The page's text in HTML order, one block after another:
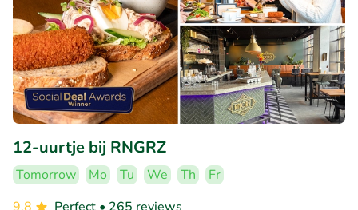
12-uurtje bij RNGRZ
Tomorrow Mo Tu We Th
Fr